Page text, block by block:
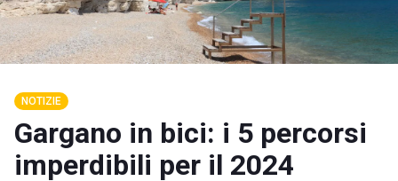
NOTIZIE
Gargano in bici: i 5 percorsi
imperdibili per il 2024